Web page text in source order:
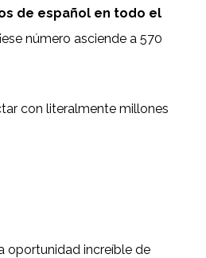
de español en todo el
número asciende a 570
con literalmente millones
oportunidad increíble de